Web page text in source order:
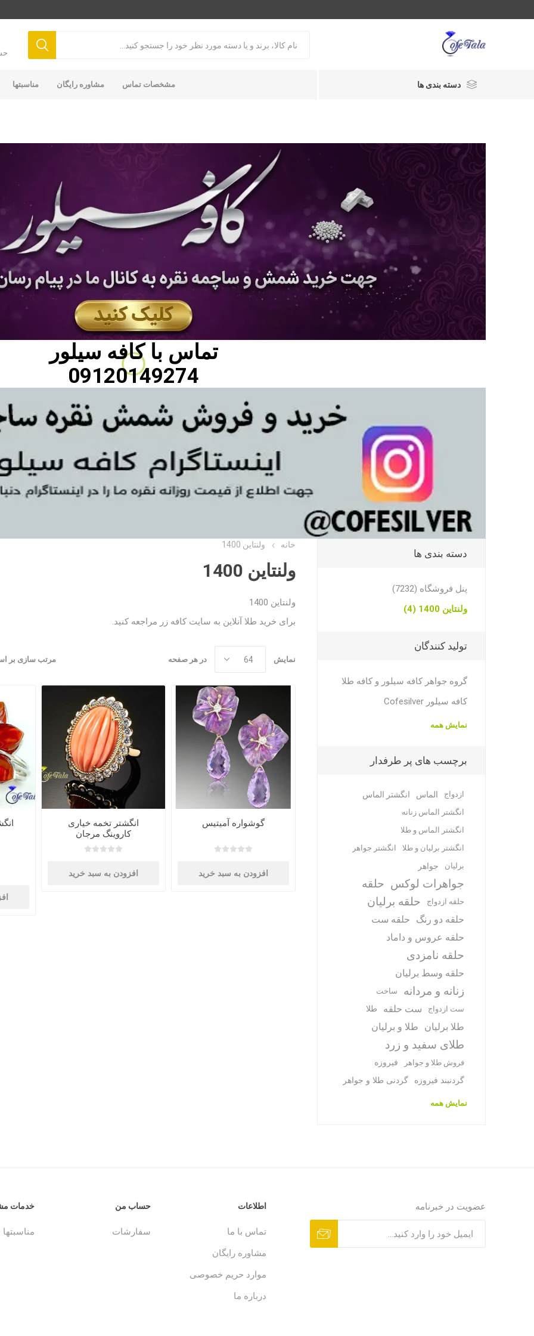
دسته بندی ها مشخصات تماس مشاوره رایگان مناسبتها
تماس باکافه سیلور
09120149274
خانه ولنتاین 1400
ولنتاین 1400
ولنتاین 1400
برای خرید طلا آنلاین به سایت کافه زر مراجعه کنید.
مرتب سازی بر نمایش در هر صفحه
گوشواره آمیتیس
افزودن به سبد خرید
انگشتر تخمه خیاری
کاروینگ مرجان
افزودن به سبد خرید
دسته بندی ها
پنل فروشگاه (7232)
ولنتاین 1400 (4)
تولید کنندگان
گروه جواهر کافه سیلور و کافه طلا
کافه سیلور Cofesilver
نمایش همه
برچسب های پر طرفدار
ازدواج الماس انگشتر الماس
انگشتر الماس زنانه
انگشتر الماس و طلا
انگشتر برلیان و طلا
انگشتر جواهر
برلیان
جواهر
جواهرات لوکس حلقه
حلقه ازدواج حلقه برلیان
حلقه دو رنگ
حلقه ست
حلقه عروس و داماد
حلقه نامزدی
حلقه وسط برلیان
زنانه و مردانه
ساخت
ست ازدواج
ست حلقه طلا
طلا برلیان طلا و برلیان
طلای سفید و زرد
فروش طلا و جواهر
فیروزه
گردنبند فیروزه
گردنی طلا و جواهر
نمایش همه
عضویت در خبرنامه اطلاعات
تماس با ما
مشاوره رایگان
موارد حریم خصوصی
درباره ما
حساب من
سفارشات
خدمات
مناسبتها